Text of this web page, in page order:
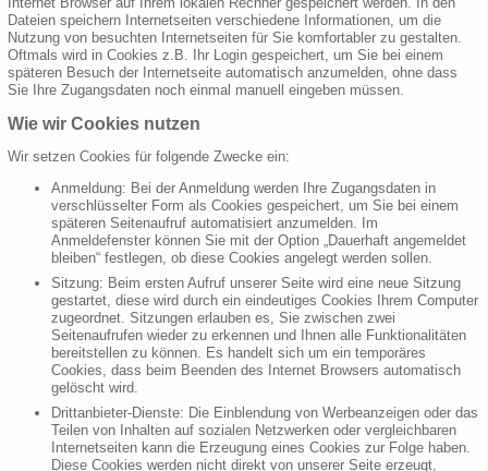
Dateien speichern Internetseiten verschiedene Informationen, um die
Nutzung von besuchten Internetseiten für Sie komfortabler zu gestalten.
Oftmals wird in Cookies z.B. Ihr Login gespeichert, um Sie bei einem
späteren Besuch der Internetseite automatisch anzumelden, ohne dass
Sie Ihre Zugangsdaten noch einmal manuell eingeben müssen.
Wie wir Cookies nutzen
Wir setzen Cookies für folgende Zwecke ein:
Anmeldung: Bei der Anmeldung werden Ihre Zugangsdaten in
verschlüsselter Form als Cookies gespeichert, um Sie bei einem
späteren Seitenaufruf automatisiert anzumelden. Im
Anmeldefenster können Sie mit der Option „Dauerhaft angemeldet
bleiben“ festlegen, ob diese Cookies angelegt werden sollen.
Sitzung: Beim ersten Aufruf unserer Seite wird eine neue Sitzung
gestartet, diese wird durch ein eindeutiges Cookies Ihrem Computer
zugeordnet. Sitzungen erlauben es, Sie zwischen zwei
Seitenaufrufen wieder zu erkennen und Ihnen alle Funktionalitäten
bereitstellen zu können. Es handelt sich um ein temporäres
Cookies, dass beim Beenden des Internet Browsers automatisch
gelöscht wird.
Drittanbieter-Dienste: Die Einblendung von Werbeanzeigen oder das
Teilen von Inhalten auf sozialen Netzwerken oder vergleichbaren
Internetseiten kann die Erzeugung eines Cookies zur Folge haben.
Diese Cookies werden nicht direkt von unserer Seite erzeugt,